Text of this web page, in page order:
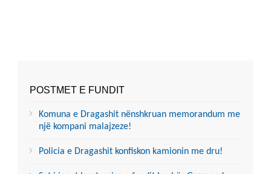
POSTMET E FUNDIT
Komuna e Dragashit nënshkruan memorandum me
një kompani malajzeze!
Policia e Dragashit konfiskon kamionin me dru!